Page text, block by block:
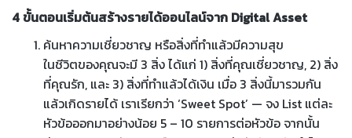
4 ขั้นตอนเริ่มต้นสร้างรายได้ออนไลน์จาก Digital Asset
ค้นหาความเชี่ยวชาญ หรือสิ่งที่ทำแล้วมีความสุข
ในชีวิตของคุณจะมี 3 สิ่ง ได้แก่ 1) สิ่งที่คุณเชี่ยวชาญ, 2) สิ่ง
ที่คุณรัก, และ 3) สิ่งที่ทำแล้วได้เงิน เมื่อ 3 สิ่งนี้มารวมกัน
แล้วเกิดรายได้ เราเรียกว่า ‘Sweet Spot’ — จง List แต่ละ
หัวข้อออกมาอย่างน้อย 5 – 10 รายการต่อหัวข้อ จากนั้น